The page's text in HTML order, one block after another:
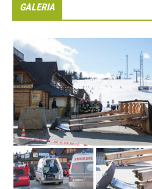
GALERIA